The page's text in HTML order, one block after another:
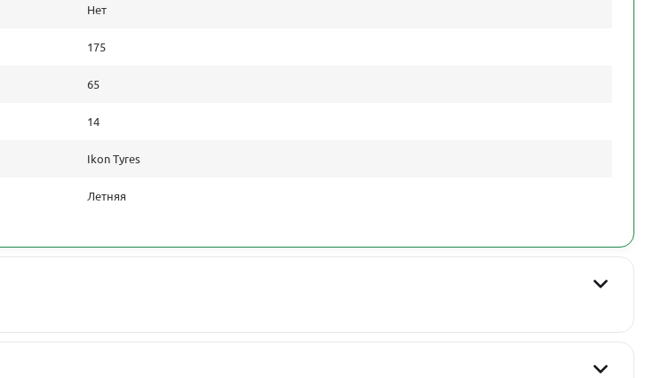
Нет
175
65
14
Ikon Tyres
Летняя